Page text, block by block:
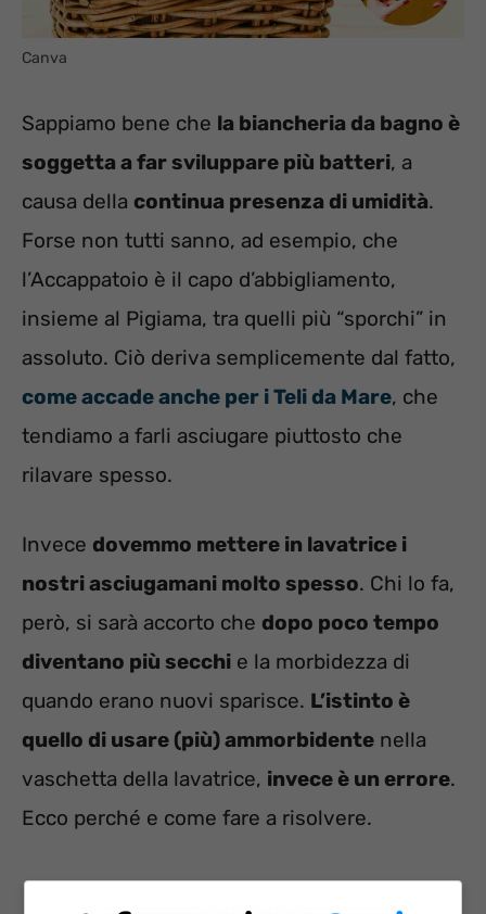
Canva
Sappiamo bene che la biancheria da bagno è
soggetta a far sviluppare più batteri, a
causa della continua presenza di umidità.
Forse non tutti sanno, ad esempio, che
l’Accappatoio è il capo d’abbigliamento,
insieme al Pigiama, tra quelli più “sporchi” in
assoluto. Ciò deriva semplicemente dal fatto,
come accade anche per i Teli da Mare, che
tendiamo a farli asciugare piuttosto che
rilavare spesso.
Invece dovemmo mettere in lavatrice i
nostri asciugamani molto spesso. Chi lo fa,
però, si sarà accorto che dopo poco tempo
diventano più secchi e la morbidezza di
quando erano nuovi sparisce. L’istinto è
quello di usare (più) ammorbidente nella
vaschetta della lavatrice, invece è un errore.
Ecco perché e come fare a risolvere.